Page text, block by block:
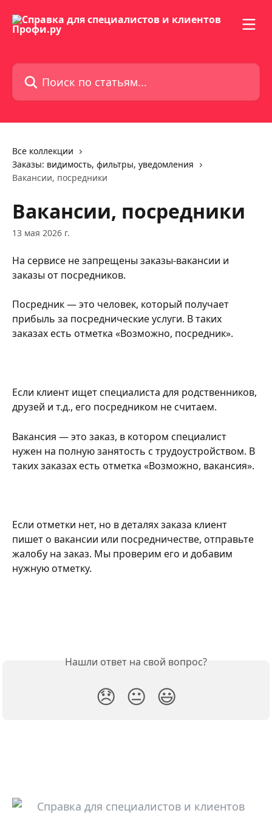
Поиск по статьям...
Все коллекции
Заказы: видимость, фильтры, уведомления
Вакансии, посредники
Вакансии, посредники
13 мая 2026 г.
На сервисе не запрещены заказы-вакансии и
заказы от посредников.
Посредник — это человек, который получает
прибыль за посреднические услуги. В таких
заказах есть отметка «Возможно, посредник».
Если клиент ищет специалиста для родственников,
друзей и т.д., его посредником не считаем.
Вакансия — это заказ, в котором специалист
нужен на полную занятость с трудоустройством. В
таких заказах есть отметка «Возможно, вакансия».
Если отметки нет, но в деталях заказа клиент
пишет о вакансии или посредничестве, отправьте
жалобу на заказ. Мы проверим его и добавим
нужную отметку.
Нашли ответ на свой вопрос?
😞 😐 😃